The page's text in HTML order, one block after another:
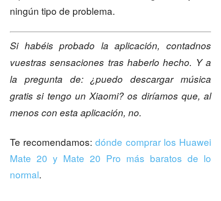
ningún tipo de problema.
Si habéis probado la aplicación, contadnos
vuestras sensaciones tras haberlo hecho. Y a
la pregunta de:¿puedo descargar música
gratis si tengo un Xiaomi? os diríamos que, al
menos con esta aplicación, no.
Te recomendamos:dónde comprar los Huawei
Mate 20 y Mate 20 Pro más baratos de lo
normal.